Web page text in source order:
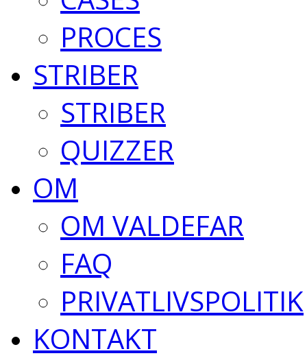
PROCES
STRIBER
STRIBER
QUIZZER
OM
OM VALDEFAR
FAQ
PRIVATLIVSPOLITIK
KONTAKT